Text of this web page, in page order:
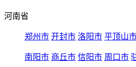
河南省
郑州市 开封市 洛阳市 平顶山
南阳市 商丘市 信阳市 周口市